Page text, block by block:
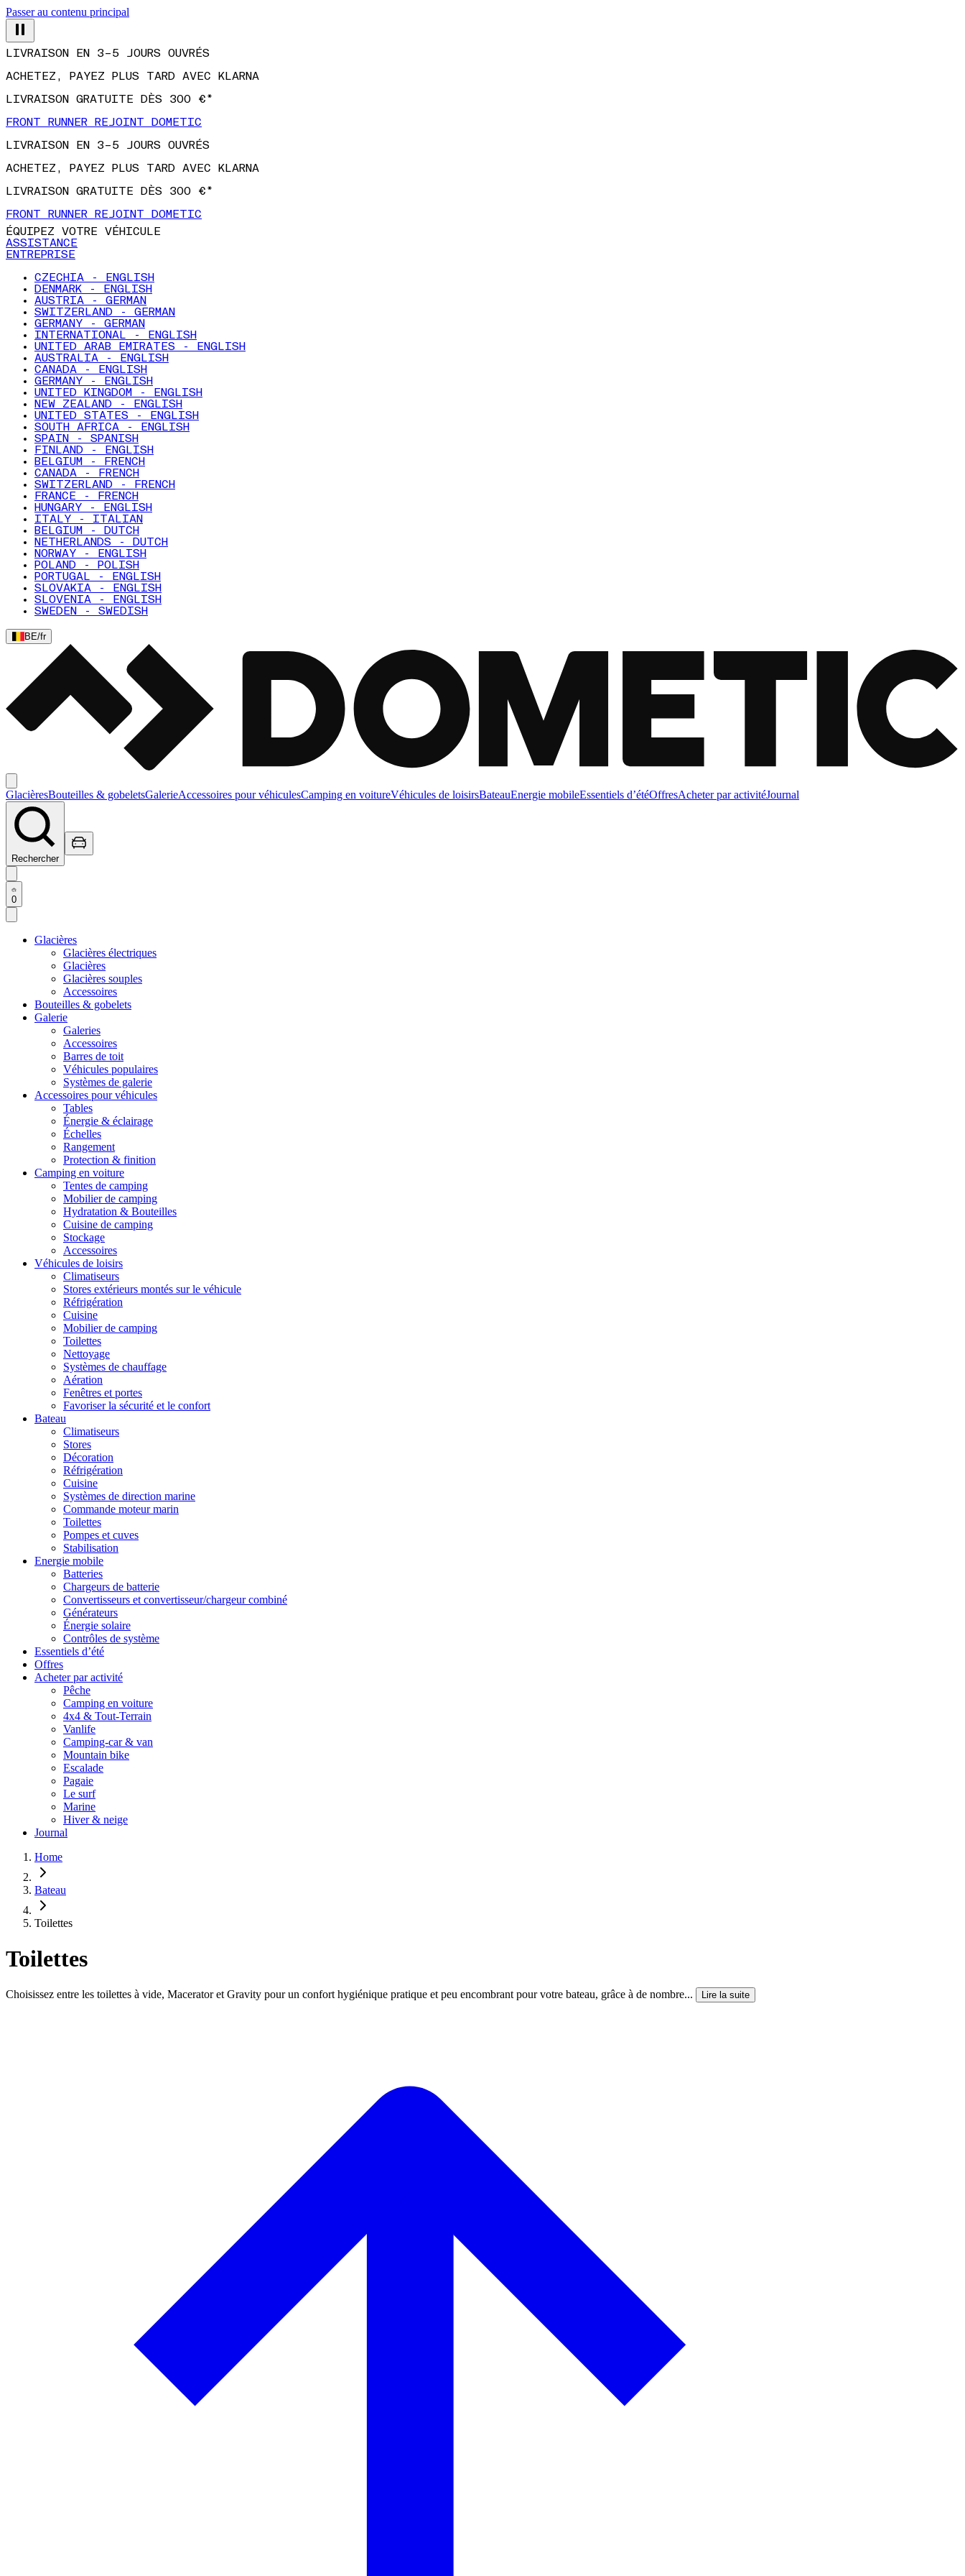
Passer au contenu principal
LIVRAISON EN 3–5 JOURS OUVRÉS
ACHETEZ, PAYEZ PLUS TARD AVEC KLARNA
LIVRAISON GRATUITE DÈS 300 €*
FRONT RUNNER REJOINT DOMETIC
LIVRAISON EN 3–5 JOURS OUVRÉS
ACHETEZ, PAYEZ PLUS TARD AVEC KLARNA
LIVRAISON GRATUITE DÈS 300 €*
FRONT RUNNER REJOINT DOMETIC
ÉQUIPEZ VOTRE VÉHICULE
ASSISTANCE
ENTREPRISE
CZECHIA - ENGLISH
DENMARK - ENGLISH
AUSTRIA - GERMAN
SWITZERLAND - GERMAN
GERMANY - GERMAN
INTERNATIONAL - ENGLISH
UNITED ARAB EMIRATES - ENGLISH
AUSTRALIA - ENGLISH
CANADA - ENGLISH
GERMANY - ENGLISH
UNITED KINGDOM - ENGLISH
NEW ZEALAND - ENGLISH
UNITED STATES - ENGLISH
SOUTH AFRICA - ENGLISH
SPAIN - SPANISH
FINLAND - ENGLISH
BELGIUM - FRENCH
CANADA - FRENCH
SWITZERLAND - FRENCH
FRANCE - FRENCH
HUNGARY - ENGLISH
ITALY - ITALIAN
BELGIUM - DUTCH
NETHERLANDS - DUTCH
NORWAY - ENGLISH
POLAND - POLISH
PORTUGAL - ENGLISH
SLOVAKIA - ENGLISH
SLOVENIA - ENGLISH
SWEDEN - SWEDISH
BE/fr
GlacièresBouteilles & gobeletsGalerieAccessoires pour véhiculesCamping en voitureVéhicules de loisirsBateauEnergie mobileEssentiels d’étéOffresAcheter par activitéJournal
Rechercher
0
Glacières
Glacières électriques
Glacières
Glacières souples
Accessoires
Bouteilles & gobelets
Galerie
Galeries
Accessoires
Barres de toit
Véhicules populaires
Systèmes de galerie
Accessoires pour véhicules
Tables
Énergie & éclairage
Échelles
Rangement
Protection & finition
Camping en voiture
Tentes de camping
Mobilier de camping
Hydratation & Bouteilles
Cuisine de camping
Stockage
Accessoires
Véhicules de loisirs
Climatiseurs
Stores extérieurs montés sur le véhicule
Réfrigération
Cuisine
Mobilier de camping
Toilettes
Nettoyage
Systèmes de chauffage
Aération
Fenêtres et portes
Favoriser la sécurité et le confort
Bateau
Climatiseurs
Stores
Décoration
Réfrigération
Cuisine
Systèmes de direction marine
Commande moteur marin
Toilettes
Pompes et cuves
Stabilisation
Energie mobile
Batteries
Chargeurs de batterie
Convertisseurs et convertisseur/chargeur combiné
Générateurs
Énergie solaire
Contrôles de système
Essentiels d’été
Offres
Acheter par activité
Pêche
Camping en voiture
4x4 & Tout-Terrain
Vanlife
Camping-car & van
Mountain bike
Escalade
Pagaie
Le surf
Marine
Hiver & neige
Journal
Home
Bateau
Toilettes
Toilettes
Choisissez entre les toilettes à vide, Macerator et Gravity pour un confort hygiénique pratique et peu encombrant pour votre bateau, grâce à de nombre... Lire la suite